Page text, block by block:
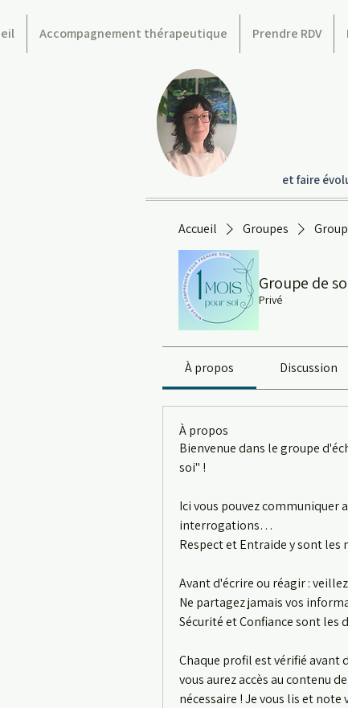
Accompagnement thérapeutique Prendre RDV
et faire
Accueil Groupes
Groupe de
Privé
À propos Discussion
À propos
Bienvenue dans le groupe
soi" !
Ici vous pouvez communiquer
interrogations…
Respect et Entraide y sont
Avant d'écrire ou réagir :
Ne partagez jamais vos
Sécurité et Confiance sont les
Chaque profil est vérifié avant
vous aurez accès au contenu
nécessaire ! Je vous lis et